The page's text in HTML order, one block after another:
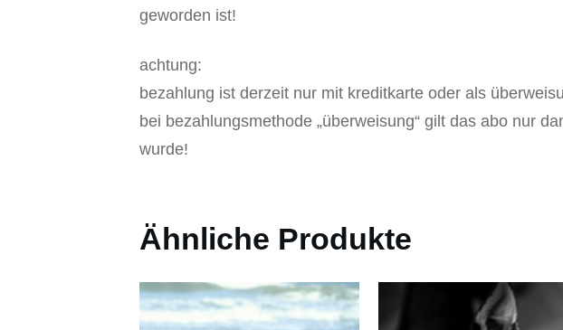
geworden ist!
achtung:
bezahlung ist derzeit nur mit kreditkarte oder als
bei bezahlungsmethode „überweisung“ gilt das abo nur
wurde!
Ähnliche Produkte